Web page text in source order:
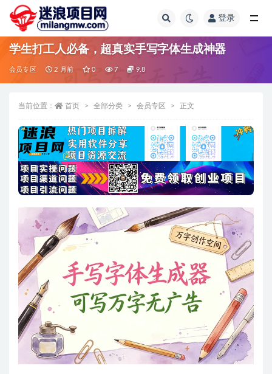
登录
学生打工人必备，超真实手写字体生成神器
会员专区 2 月前 0 7 9.8
当前位置： 首页 全部分类 会员专区 正文
全部